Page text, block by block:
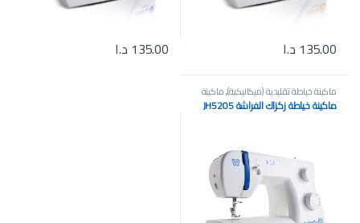
135.00 د.ا 135.00 د.ا
ماكينة خياطة تقليدية (ميكانيكية),ماكينة
خياطة صغيرة محمولة,ماكينة خياطة
وتطريز منزلية
ماكينة خياطة زكزاك الفراشة JH5205